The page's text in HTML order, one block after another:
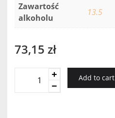
Zawartość
alkoholu
13.5
73,15 zł
Add to cart